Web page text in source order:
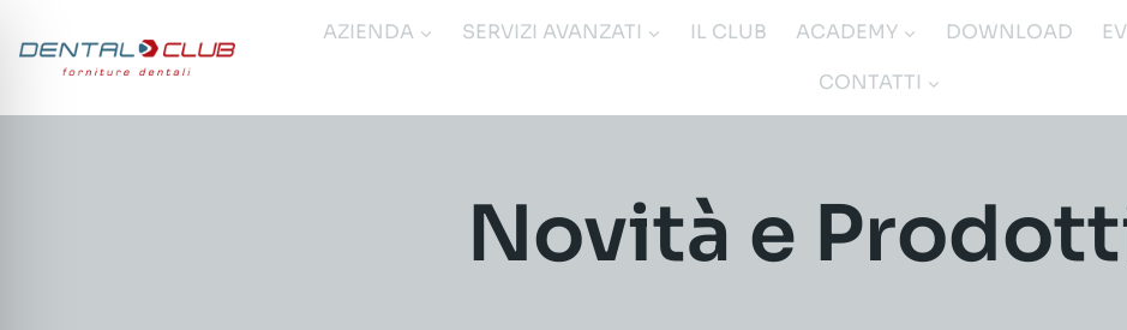
contenuto
AZIENDA SERVIZI AVANZATI IL CLUB ACADEMY DOWNLOAD
CONTATTI
Novità e